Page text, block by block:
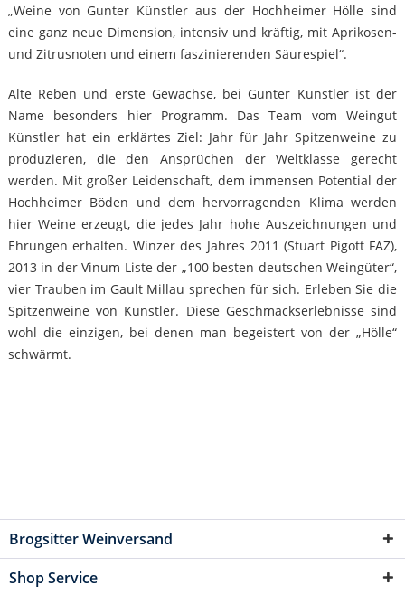
„Weine von Gunter Künstler aus der Hochheimer Hölle sind
eine ganz neue Dimension, intensiv und kräftig, mit Aprikosen-
und Zitrusnoten und einem faszinierenden Säurespiel“.
Alte Reben und erste Gewächse, bei Gunter Künstler ist der
Name besonders hier Programm. Das Team vom Weingut
Künstler hat ein erklärtes Ziel: Jahr für Jahr Spitzenweine zu
produzieren, die den Ansprüchen der Weltklasse gerecht
werden. Mit großer Leidenschaft, dem immensen Potential der
Hochheimer Böden und dem hervorragenden Klima werden
hier Weine erzeugt, die jedes Jahr hohe Auszeichnungen und
Ehrungen erhalten. Winzer des Jahres 2011 (Stuart Pigott FAZ),
2013 in der Vinum Liste der „100 besten deutschen Weingüter“,
vier Trauben im Gault Millau sprechen für sich. Erleben Sie die
Spitzenweine von Künstler. Diese Geschmackserlebnisse sind
wohl die einzigen, bei denen man begeistert von der „Hölle“
schwärmt.
Brogsitter Weinversand
Shop Service